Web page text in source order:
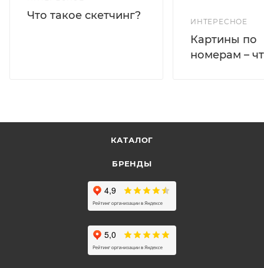
Что такое скетчинг?
ИНТЕРЕСНОЕ
Картины по
номерам –
КАТАЛОГ
БРЕНДЫ